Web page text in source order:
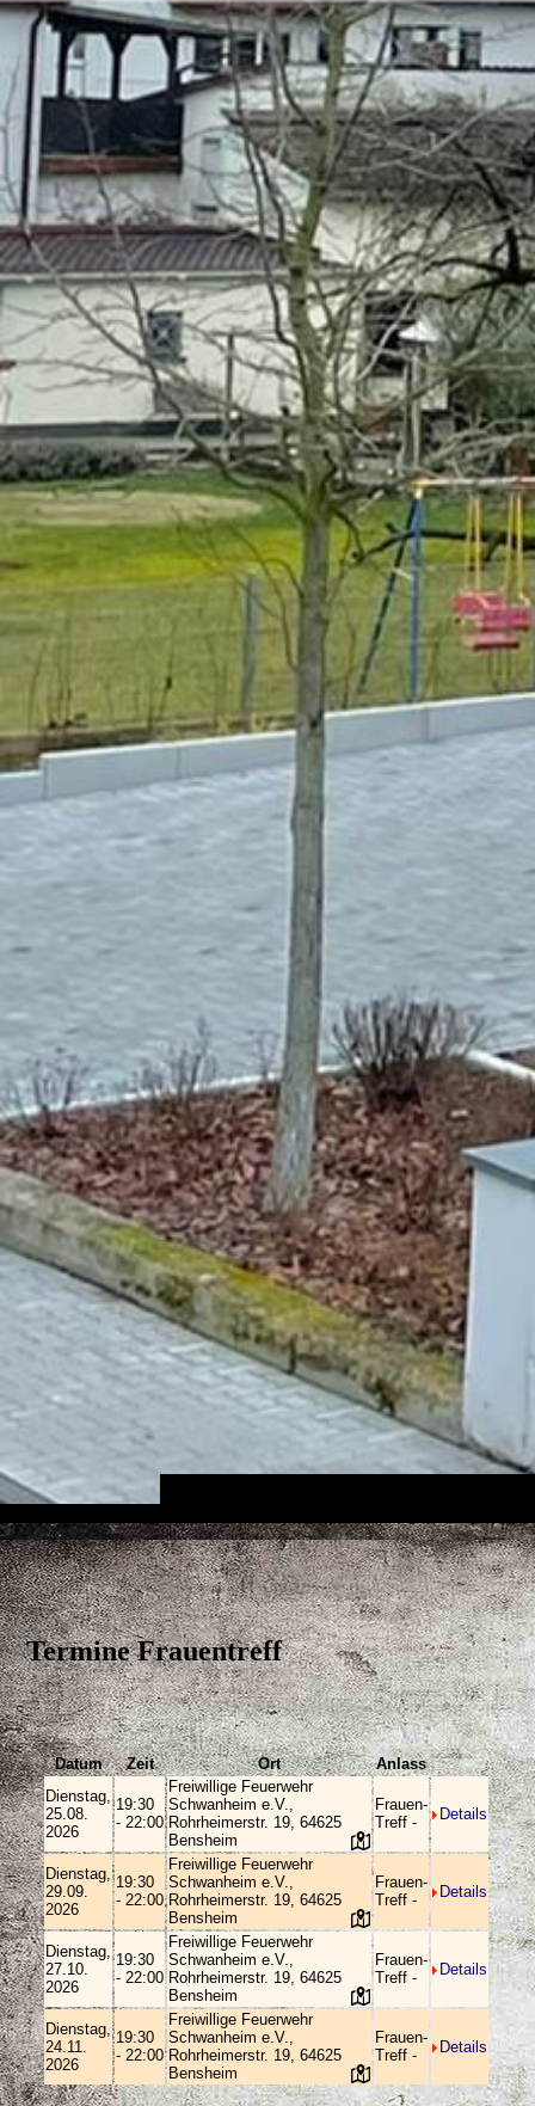
Termine Frauentreff